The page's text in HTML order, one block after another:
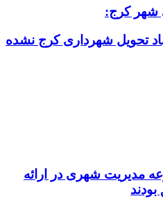
شهر کرج:
تحویل شهرداری کرج نشده
مدیریت شهری در ارائه